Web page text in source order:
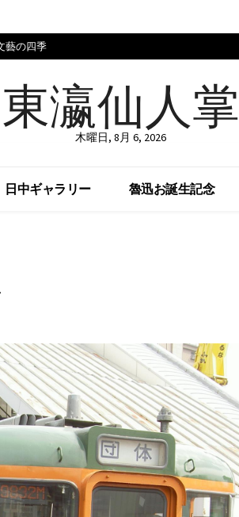
藝の四季
東瀛仙人掌
木曜日, 8月 6, 2026
日中ギャラリー 魯迅お誕生記念